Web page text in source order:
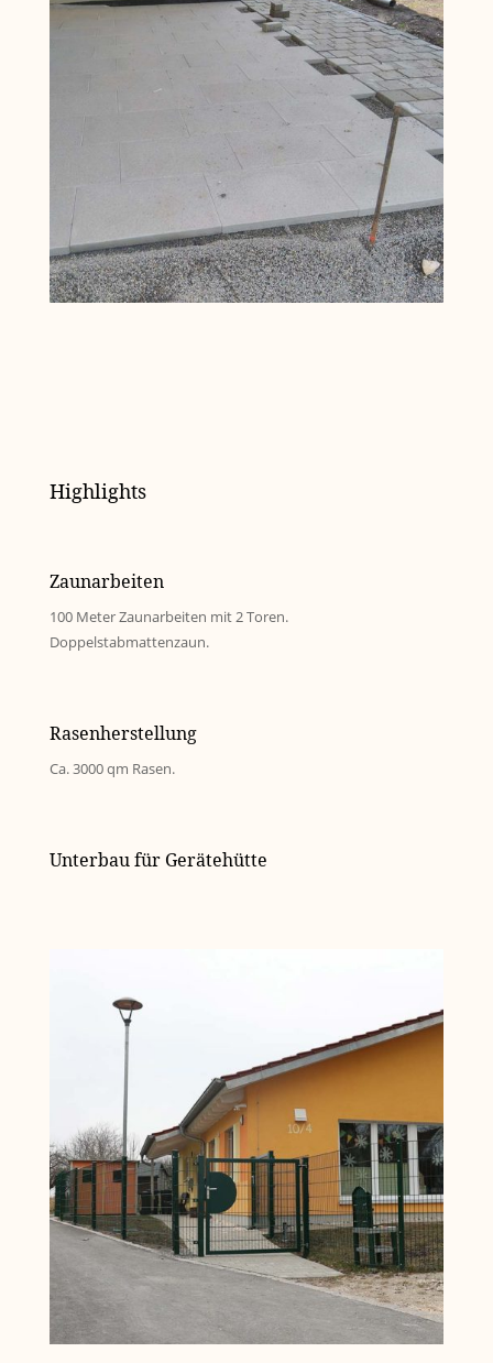
Highlights
Zaunarbeiten
100 Meter Zaunarbeiten mit 2 Toren.
Doppelstabmattenzaun.
Rasenherstellung
Ca. 3000 qm Rasen.
Unterbau für Gerätehütte